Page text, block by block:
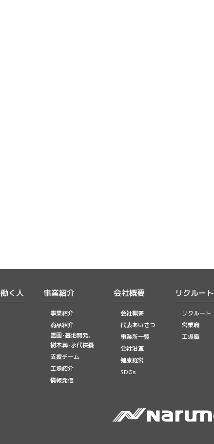
働く人 事業紹介
事業紹介
商品紹介
霊園･墓地開発、
樹木葬･永代供養
支援チーム
工場紹介
情報発信
会社概要
会社概要
代表あいさつ
事業所一覧
会社沿革
健康経営
SDGs
リクルート
リクルート
営業職
工場職